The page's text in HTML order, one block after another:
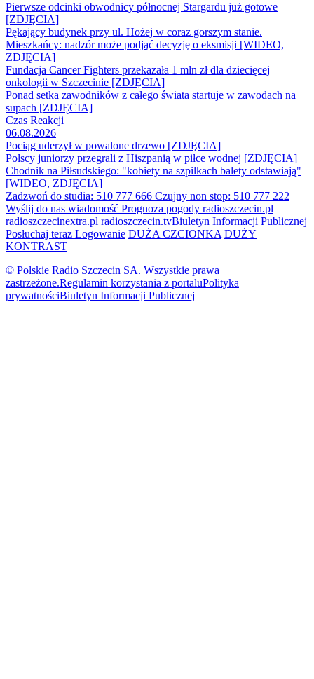
Pierwsze odcinki obwodnicy północnej Stargardu już gotowe
[ZDJĘCIA]
Pękający budynek przy ul. Hożej w coraz gorszym stanie.
Mieszkańcy: nadzór może podjąć decyzję o eksmisji [WIDEO,
ZDJĘCIA]
Fundacja Cancer Fighters przekazała 1 mln zł dla dziecięcej
onkologii w Szczecinie [ZDJĘCIA]
Ponad setka zawodników z całego świata startuje w zawodach na
supach [ZDJĘCIA]
Czas Reakcji
06.08.2026
Pociąg uderzył w powalone drzewo [ZDJĘCIA]
Polscy juniorzy przegrali z Hiszpanią w piłce wodnej [ZDJĘCIA]
Chodnik na Piłsudskiego: "kobiety na szpilkach balety odstawiają"
[WIDEO, ZDJĘCIA]
Zadzwoń do studia: 510 777 666 Czujny non stop: 510 777 222
Wyślij do nas wiadomość Prognoza pogody radioszczecin.pl
radioszczecinextra.pl radioszczecin.tvBiuletyn Informacji Publicznej
Posłuchaj teraz Logowanie DUŻA CZCIONKA DUŻY
KONTRAST
© Polskie Radio Szczecin SA. Wszystkie prawa
zastrzeżone.Regulamin korzystania z portaluPolityka
prywatnościBiuletyn Informacji Publicznej